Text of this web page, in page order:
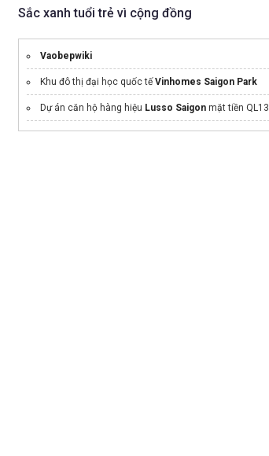
Sắc xanh tuổi trẻ vì cộng đồng
Vaobepwiki
Khu đô thị đại học quốc tế Vinhomes Saigon Park
Dự án căn hộ hàng hiệu Lusso Saigon mặt tiền QL13